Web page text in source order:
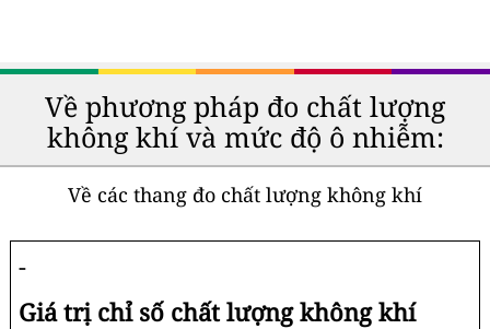
Về phương pháp đo chất lượng
không khí và mức độ ô nhiễm:
Về các thang đo chất lượng không khí
-
Giá trị chỉ số chất lượng không khí